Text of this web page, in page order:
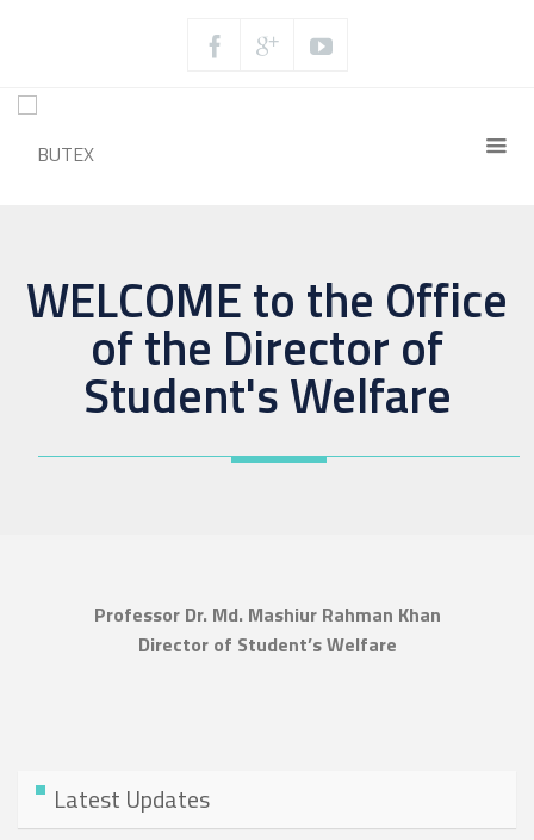
WELCOME to the Office
of the Director of
Student's Welfare
Professor Dr. Md. Mashiur Rahman Khan
Director of Student’s Welfare
Latest Updates